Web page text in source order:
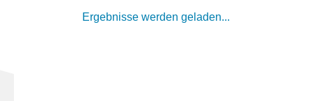
Ergebnisse werden geladen...